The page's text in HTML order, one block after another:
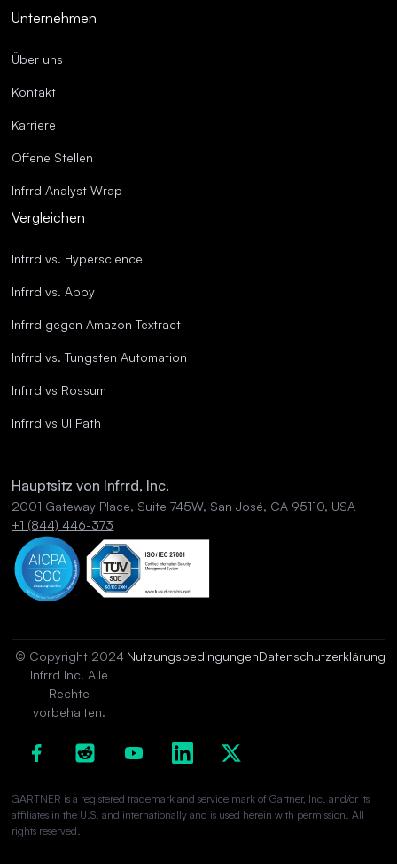
Unternehmen
Über uns
Kontakt
Karriere
Offene Stellen
Infrrd Analyst Wrap
Vergleichen
Infrrd vs. Hyperscience
Infrrd vs. Abby
Infrrd gegen Amazon Textract
Infrrd vs. Tungsten Automation
Infrrd vs Rossum
Infrrd vs UI Path
Hauptsitz von Infrrd, Inc.
2001 Gateway Place, Suite 745W, San José, CA 95110, USA
+1 (844) 446-373
© Copyright 2024
Infrrd Inc. Alle
Rechte
vorbehalten.
NutzungsbedingungenDatenschutzerklärung
GARTNER is a registered trademark and service mark of Gartner, Inc. and/or its
affiliates in the U.S. and internationally and is used herein with permission. All
rights reserved.